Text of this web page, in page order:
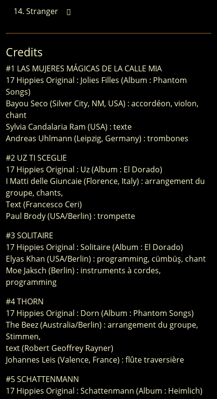
Stranger
Credits
#1 LAS MUJERES MÁGICAS DE LA CALLE MIA
17 Hippies Original : Jolies Filles (Album : Phantom
Songs)
Bayou Seco (Silver City, NM, USA) : accordéon, violon,
chant
Sylvia Candalaria Ram (USA) : texte
Andreas Uhlmann (Leipzig, Germany) : trombones
#2 UZ TI SCEGLIE
17 Hippies Original : Uz (Album : El Dorado)
I Matti delle Giuncaie (Florence, Italy) : arrangement du
groupe, chants,
Text (Francesco Ceri)
Paul Brody (USA/Berlin) : trompette
#3 SOLITAIRE
17 Hippies Original : Solitaire (Album : El Dorado)
Elyas Khan (USA/Berlin) : programming, cümbüş, chant
Moe Jaksch (Berlin) : instruments à cordes,
programming
#4 THORN
17 Hippies Original : Dorn (Album : Phantom Songs)
The Beez (Australia/Berlin) : arrangement du groupe,
Stimmen,
text (Robert Geoffrey Rayner)
Johannes Leis (Valence, France) : flûte traversière
#5 SCHATTENMANN
17 Hippies Original : Schattenmann (Album : Heimlich)